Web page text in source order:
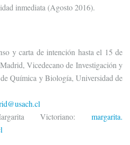
inmediata (Agosto 2016).
y carta de intención hasta el 15 de
Vicedecano de Investigación y
Química y Biología, Universidad de
Victoriano: margarita.